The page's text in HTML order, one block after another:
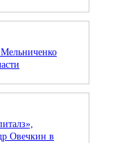
Овечкин в